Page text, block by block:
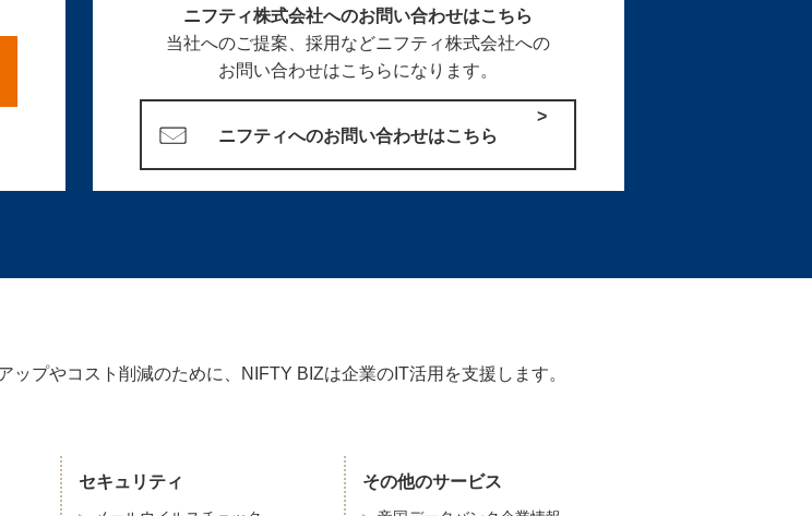
ニフティ株式会社へのお問い合わせはこちら
当社へのご提案、採用などニフティ株式会社への
お問い合わせはこちらになります。
ニフティへのお問い合わせはこちら
プやコスト削減のために、NIFTY BIZは企業のIT活用を支援します。
セキュリティ その他のサービス